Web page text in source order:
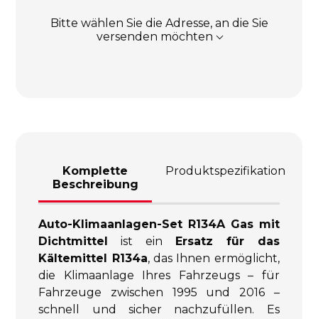
Bitte wählen Sie die Adresse, an die Sie
versenden möchten
Komplette
Beschreibung
Produktspezifikation
Auto-Klimaanlagen-Set R134A Gas mit
Dichtmittel
ist ein
Ersatz für das
Kältemittel R134a, das Ihnen ermöglicht,
die Klimaanlage Ihres Fahrzeugs – für
Fahrzeuge zwischen 1995 und 2016 –
schnell und sicher nachzufüllen. Es